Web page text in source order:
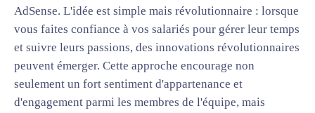
AdSense. L'idée est simple mais révolutionnaire : lorsque
vous faites confiance à vos salariés pour gérer leur temps
et suivre leurs passions, des innovations révolutionnaires
peuvent émerger. Cette approche encourage non
seulement un fort sentiment d'appartenance et
d'engagement parmi les membres de l'équipe, mais